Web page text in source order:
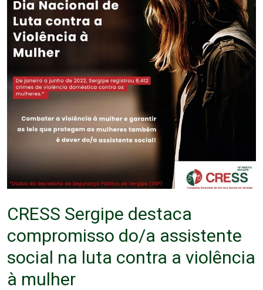
CRESS Sergipe destaca
compromisso do/a assistente
social na luta contra a violência
à mulher